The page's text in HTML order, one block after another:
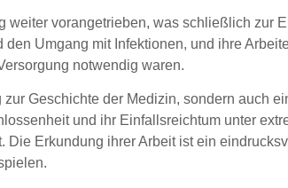
vorangetrieben, was schließlich zur
Umgang mit Infektionen, und ihre
notwendig waren.
Geschichte der Medizin, sondern auch
und ihr Einfallsreichtum unter
Erkundung ihrer Arbeit ist ein